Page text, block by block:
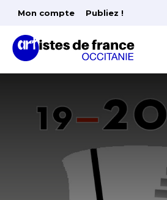
Mon compte Publiez !